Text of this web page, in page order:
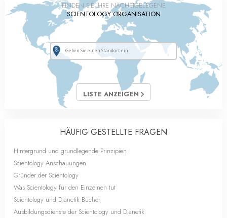
FINDEN SIE IHRE NÄCHSTGELEGENE
SCIENTOLOGY ORGANISATION
LISTE ANZEIGEN
HÄUFIG GESTELLTE FRAGEN
Hintergrund und grundlegende Prinzipien
Scientology Anschauungen
Gründer der Scientology
Was Scientology für den Einzelnen tut
Scientology und Dianetik Bücher
Ausbildungsdienste der Scientology und Dianetik